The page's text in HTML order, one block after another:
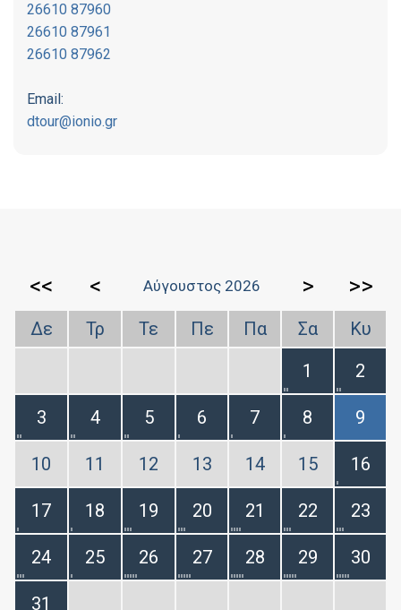
26610 87960
26610 87961
26610 87962
Email:
dtour@ionio.gr
<< < Αύγουστος 2026 > >>
Δε Τρ Τε Πε Πα Σα
Κυ
1
2
3 4 5 6 7 8 9
10 11 12 13 14 15 16
17 18 19 20 21 22 23
24 25 26 27 28 29 30
31